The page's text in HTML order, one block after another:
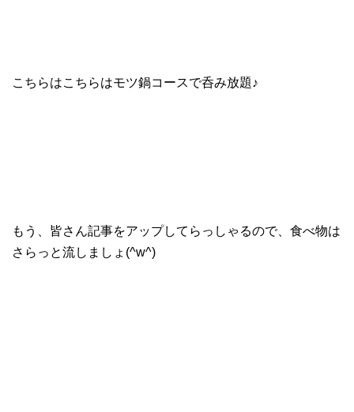
こちらはこちらはモツ鍋コースで呑み放題♪
もう、皆さん記事をアップしてらっしゃるので、食べ物は
さらっと流しましょ(^w^)